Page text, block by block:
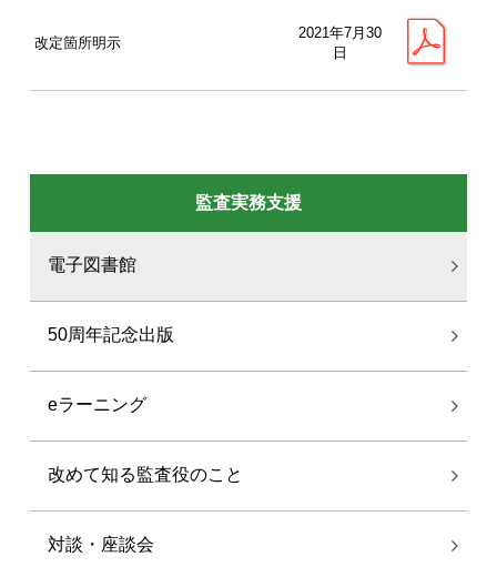
監査実務支援
電子図書館
50周年記念出版
eラーニング
改めて知る監査役のこと
対談・座談会
改定箇所明示
2021年7月30
日